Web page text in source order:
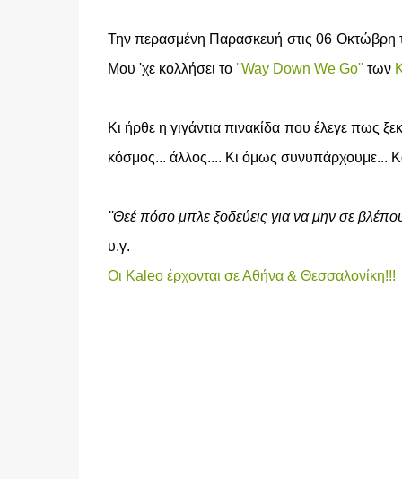
Την περασμένη Παρασκευή στις 06 Οκτώβρη
Μου 'χε κολλήσει το ''Way Down We Go''των
Κι ήρθε η γιγάντια πινακίδα που έλεγε πως
κόσμος... άλλος.... Kι όμως συνυπάρχουμε...
''Θεέ πόσο μπλε ξοδεύεις για να μην σε
υ.γ.
Οι Kaleo έρχονται σε Αθήνα & Θεσσαλονίκη!!!